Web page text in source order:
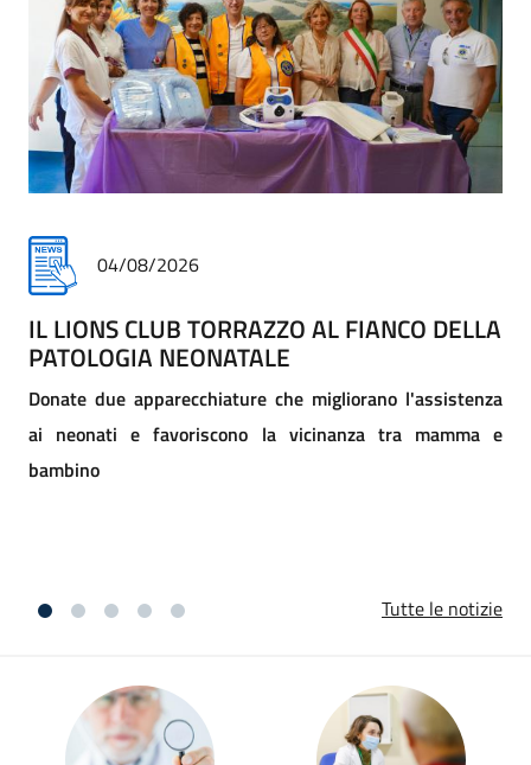
30/07/2026
IL DONO SPIEGATO AI BAMBINI
COME UN GESTO DI SOLIDARIETÀ PUÒ CAMBIARE UNA
VITA
Tutte le notizie